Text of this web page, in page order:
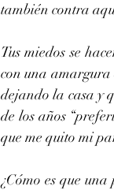
también contra
Tus miedos se
con una
dejando la casa y
de los años
que me quito mi
¿Cómo es que